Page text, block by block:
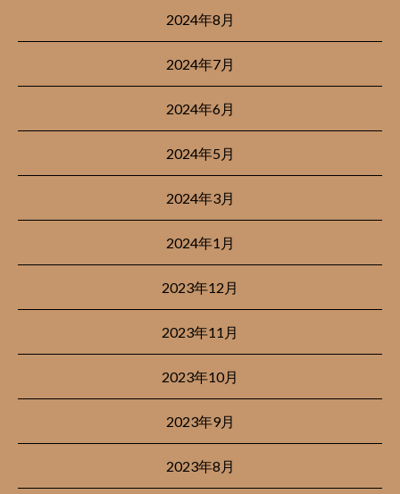
2024年8月
2024年7月
2024年6月
2024年5月
2024年3月
2024年1月
2023年12月
2023年11月
2023年10月
2023年9月
2023年8月